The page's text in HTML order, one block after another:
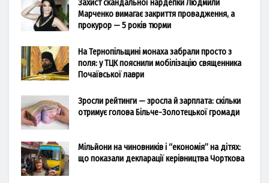
Захист скандальної нардепки Людмили
Марченко вимагає закриття провадження, а
прокурор — 5 років тюрми
На Тернопільщині монаха забрали просто з
поля: у ТЦК пояснили мобілізацію священника
Почаївської лаври
Зросли рейтинги — зросла й зарплата: скільки
отримує голова Більче-Золотецької громади
Мільйони на чиновників і “економія” на дітях:
що показали декларації керівництва Чорткова